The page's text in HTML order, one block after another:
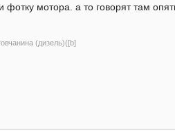
мотора. а то говорят там
(дизель)([b]